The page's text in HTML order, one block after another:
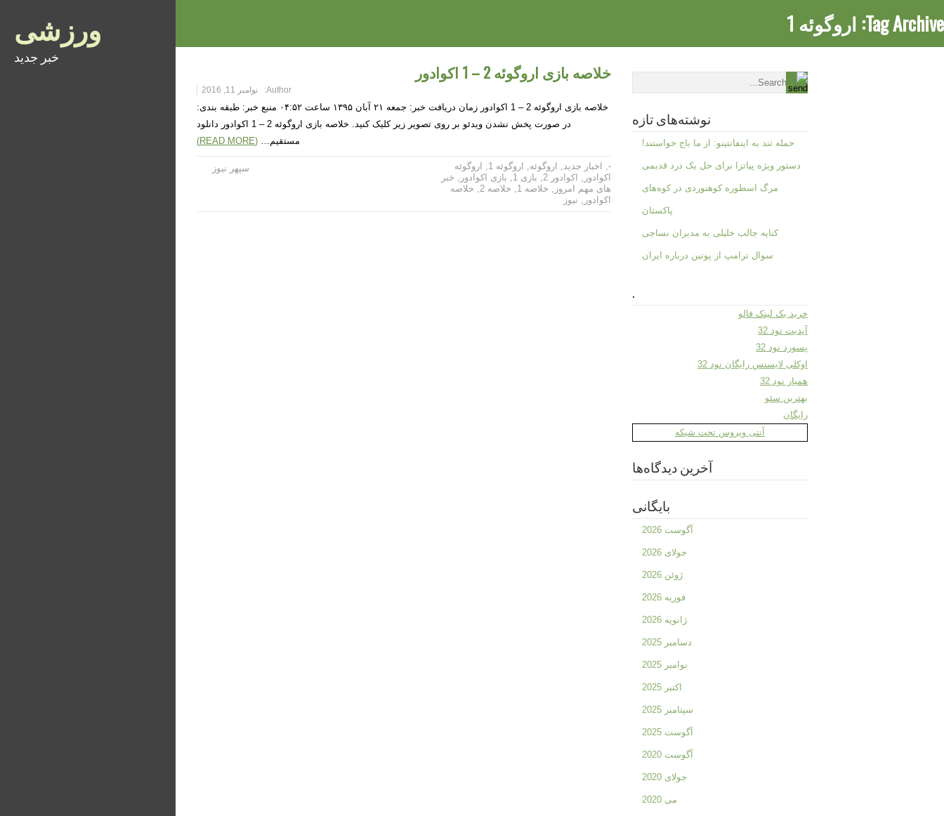
ورزشی
خبر جدید
Tag Archive: اروگوئه 1
خلاصه بازی اروگوئه 2 – 1 اکوادور
Author: نوامبر 11, 2016
خلاصه بازی اروگوئه 2 – 1 اکوادور زمان دریافت خبر: جمعه ۲۱ آبان ۱۳۹۵ ساعت ۰۴:۵۲ منبع خبر: طبقه بندی:
در صورت پخش نشدن ویدئو بر روی تصویر زیر کلیک کنید. خلاصه بازی اروگوئه 2 – 1 اکوادور دانلود
مستقیم… (READ MORE)
سپهر نیوز -
, اخبار جدید, اروگوئه, اروگوئه 1 , اروگوئه
اکوادور , اکوادور 2 , بازی 1 , بازی اکوادور , خبر
های مهم امروز , خلاصه 1 , خلاصه 2 , خلاصه
اکوادور , نیوز
نوشته‌های تازه
حمله تند به اینفانتینو: از ما باج خواستند!
دستور ویژه پیاتزا برای حل یک درد قدیمی
مرگ اسطوره کوهنوردی در کوه‌های
پاکستان
کنایه جالب خلیلی به مدیران نساجی
سوال ترامپ از پوتین درباره ایران
.
خرید بک لینک فالو
آپدیت نود 32
پسورد نود 32
اوکلی لایسنس رایگان نود 32
همیار نود 32
بهترین سئو
رایگان
آنتی ویروس تحت شبکه
آخرین دیدگاه‌ها
بایگانی
آگوست 2026
جولای 2026
ژوئن 2026
فوریه 2026
ژانویه 2026
دسامبر 2025
نوامبر 2025
اکتبر 2025
سپتامبر 2025
آگوست 2025
آگوست 2020
جولای 2020
می 2020